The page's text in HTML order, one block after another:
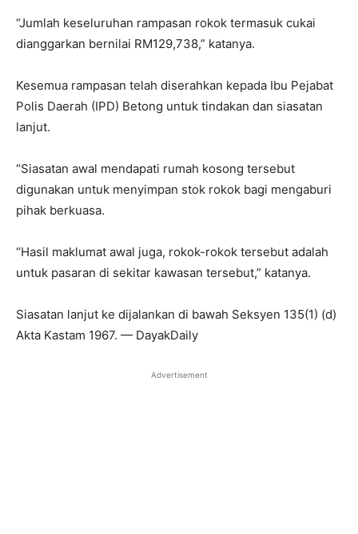
“Jumlah keseluruhan rampasan rokok termasuk cukai
dianggarkan bernilai RM129,738,” katanya.
Kesemua rampasan telah diserahkan kepada Ibu Pejabat
Polis Daerah (IPD) Betong untuk tindakan dan siasatan
lanjut.
“Siasatan awal mendapati rumah kosong tersebut
digunakan untuk menyimpan stok rokok bagi mengaburi
pihak berkuasa.
“Hasil maklumat awal juga, rokok-rokok tersebut adalah
untuk pasaran di sekitar kawasan tersebut,” katanya.
Siasatan lanjut ke dijalankan di bawah Seksyen 135(1) (d)
Akta Kastam 1967. — DayakDaily
Advertisement